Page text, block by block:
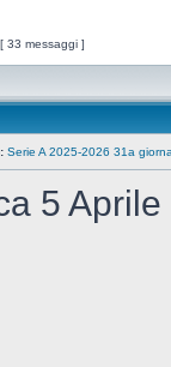
[ 33 messaggi ]
Serie A 2025-2026 31a
5